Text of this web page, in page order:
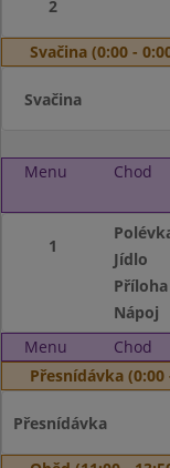
2
Svačina (0:00 -
Svačina
Menu Chod
1
Jídlo
Příloha
Nápoj
Menu
Chod
Přesnídávka (0:00
Přesnídávka